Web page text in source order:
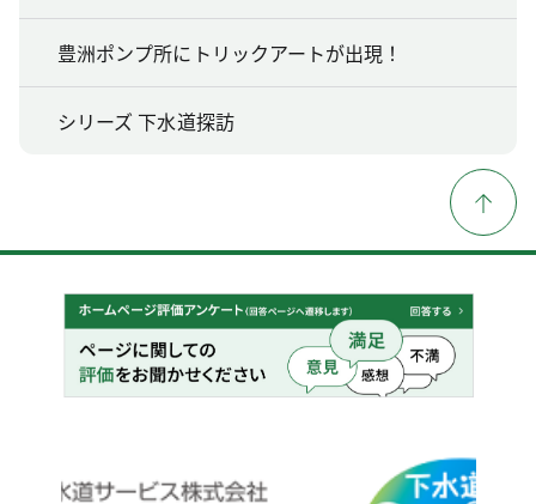
豊洲ポンプ所にトリックアートが出現！
シリーズ 下水道探訪